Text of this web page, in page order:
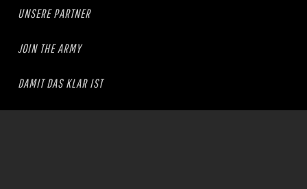
UNSERE PARTNER
JOIN THE ARMY
DAMIT DAS KLAR IST